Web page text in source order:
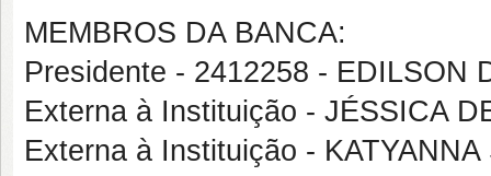
MEMBROS DA BANCA:
Presidente - 2412258 - EDILSON
Externa à Instituição - JÉSSICA
Externa à Instituição -